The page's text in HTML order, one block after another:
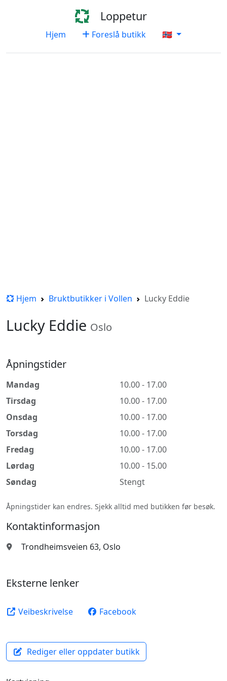
Loppetur
Hjem Foreslå butikk 🇳🇴
Hjem Bruktbutikker i Vollen Lucky Eddie
Lucky Eddie Oslo
Åpningstider
Mandag
10.00 - 17.00
Tirsdag
10.00 - 17.00
Onsdag
10.00 - 17.00
Torsdag
10.00 - 17.00
Fredag
10.00 - 17.00
Lørdag
10.00 - 15.00
Søndag
Stengt
Åpningstider kan endres. Sjekk alltid med butikken før besøk.
Kontaktinformasjon
Trondheimsveien 63, Oslo
Eksterne lenker
Veibeskrivelse Facebook
Rediger eller oppdater butikk